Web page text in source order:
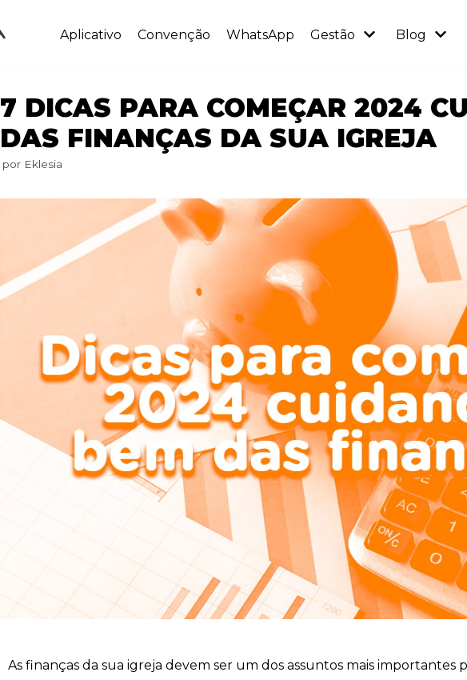
Aplicativo Convenção WhatsApp Gestão Blog
7 DICAS PARA COMEÇAR 2024
DAS FINANÇAS DA SUA IGREJA
por Eklesia
As finanças da sua igreja devem ser um dos assuntos mais importantes